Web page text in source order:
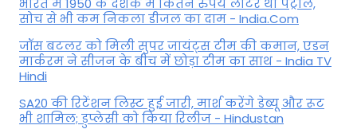
भारत में 1950 के दशक में कितने रुपये लीटर था पेट्रोल,
सोच से भी कम निकला डीजल का दाम - India.Com
जॉस बटलर को मिली सुपर जायंट्स टीम की कमान, एडन
मार्करम ने सीजन के बीच में छोड़ा टीम का साथ - India TV
Hindi
SA20 की रिटेंशन लिस्ट हुई जारी, मार्श करेंगे डेब्यू और रूट
भी शामिल; डुप्लेसी को किया रिलीज - Hindustan